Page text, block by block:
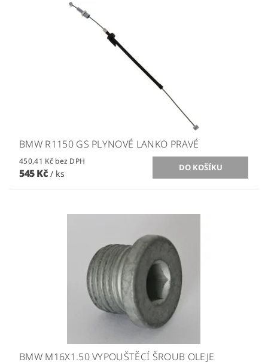
BMW R1150 GS PLYNOVÉ LANKO PRAVÉ
450,41 Kč bez DPH
545 Kč / ks
BMW M16X1.50 VYPOUŠTĚCÍ ŠROUB OLEJE